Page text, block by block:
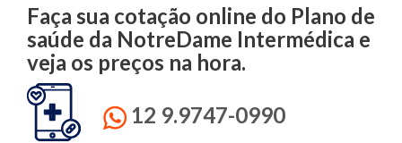
Faça sua cotação online do Plano de
saúde da NotreDame Intermédica e
veja os preços na hora.
12 9.9747-0990